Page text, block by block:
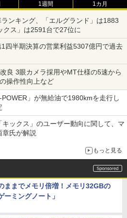
1週間 1カ月
ンキング、「エルグランド」は1883
クス」は2591台で27位に
四半期決算の営業利益5307億円で過去
良 3眼カメラ採用やMT仕様の5速から
操作性向上など
」が無給油で1980kmを走行し
ックス」のユーザー動向に関して、マ
章氏が解説
もっと見る
ままでメモリ倍増！メモリ32GBの
ーミングノート」